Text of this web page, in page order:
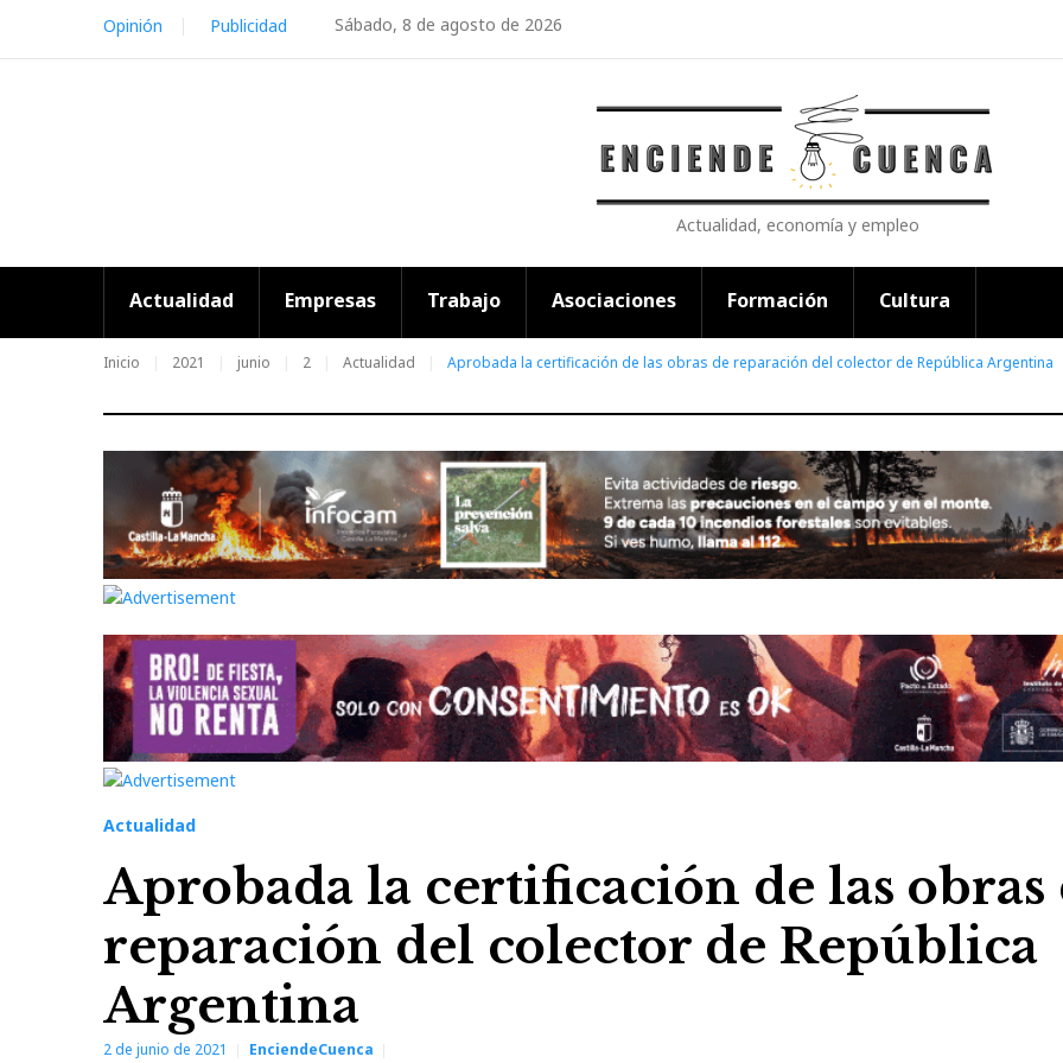
content
Sábado, 8 de agosto de 2026
Opinión Publicidad
Actualidad, economía y empleo
Actualidad Empresas Trabajo Asociaciones Formación Cultura
Inicio 2021 junio 2 Actualidad Aprobada la certificación de las obras de reparación del colector de República Argentina
Actualidad
Aprobada la certificación de las obras
reparación del colector de República
Argentina
2 de junio de 2021 EnciendeCuenca